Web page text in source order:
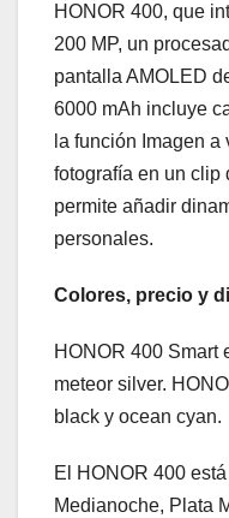
HONOR 400, que
200 MP, un
pantalla AMOLED
6000 mAh incluye
la función Imagen
fotografía en un clip
permite añadir
personales.
Colores, precio y
HONOR 400 Smart
meteor silver.
black y ocean cyan.
El HONOR 400
Medianoche, Plata